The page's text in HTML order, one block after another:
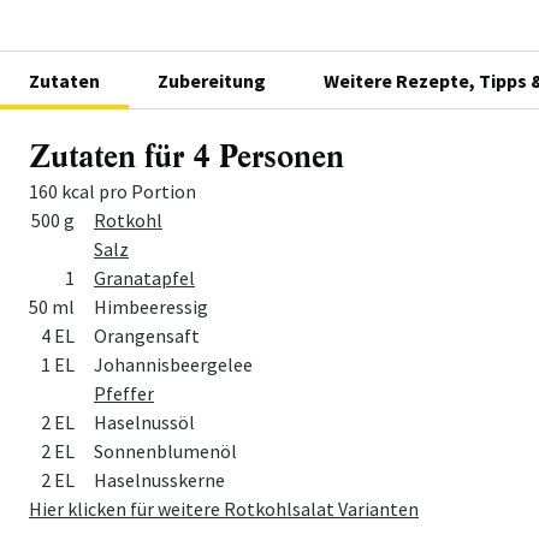
Zutaten Zubereitung Weitere Rezepte, Tipps
Zutaten für 4 Personen
160 kcal pro Portion
Menge
Zutat
500 g
Rotkohl
Salz
1
Granatapfel
50 ml
Himbeeressig
4 EL
Orangensaft
1 EL
Johannisbeergelee
Pfeffer
2 EL
Haselnussöl
2 EL
Sonnenblumenöl
2 EL
Haselnusskerne
Hier klicken für weitere Rotkohlsalat Varianten